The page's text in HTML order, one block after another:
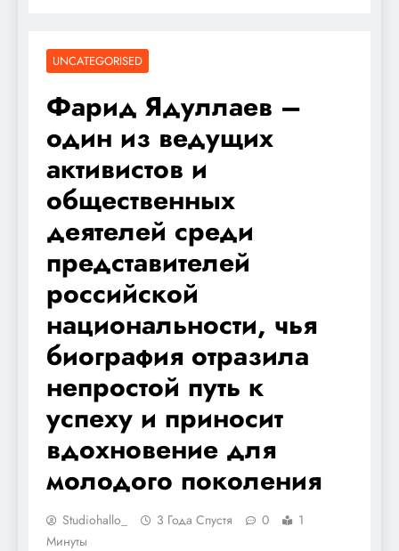
UNCATEGORISED
Фарид Ядуллаев –
один из ведущих
активистов и
общественных
деятелей среди
представителей
российской
национальности, чья
биография отразила
непростой путь к
успеху и приносит
вдохновение для
молодого поколения
Studiohallo_ 3 Года Спустя 0
1
Минуты